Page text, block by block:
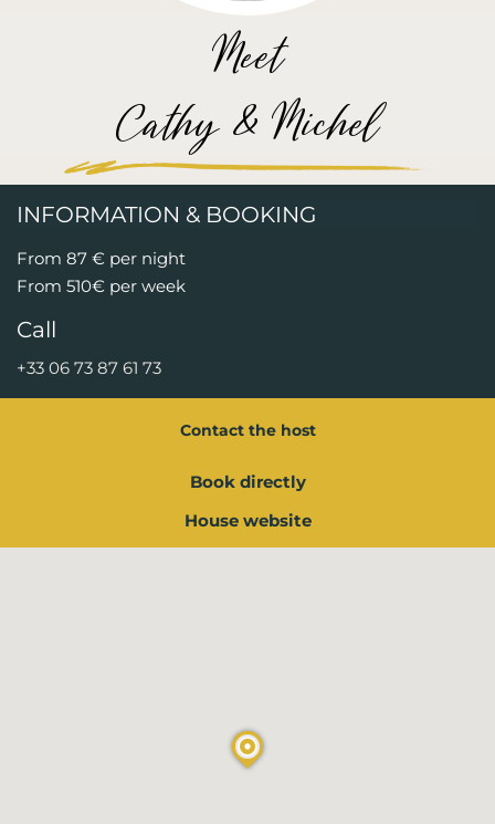
Meet
Cathy & Michel
INFORMATION & BOOKING
From 87 € per night
From 510€ per week
Call
+33 06 73 87 61 73
Contact the host
Book directly
House website